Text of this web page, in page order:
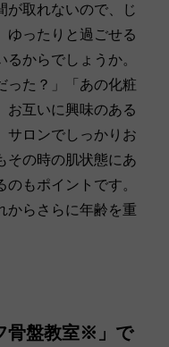
が取れないので、じ
ゆったりと過ごせる
からでしょうか。
った？」「あの化粧
お互いに興味のある
サロンでしっかりお
その時の肌状態にあ
もポイントです。
からさらに年齢を重
骨盤教室※」で